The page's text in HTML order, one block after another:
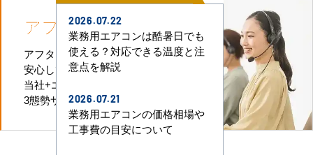
アフターケア も万全
アフターケアも迅速に対応、
安心してお任せいただけます。
当社+エアコンメーカー+直工店の
3態勢サポートなのでお任せください
2026.07.22
業務用エアコンは酷暑日でも
使える？対応できる温度と注
意点を解説
2026.07.21
業務用エアコンの価格相場や
工事費の目安について